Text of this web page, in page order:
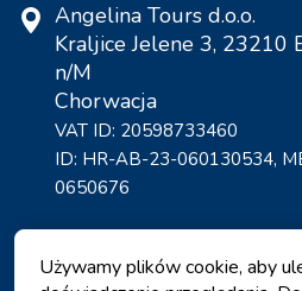
Angelina Tours d.o.o.
Kraljice Jelene 3, 23210
n/M
Chorwacja
VAT ID: 20598733460
ID: HR-AB-23-060130534,
0650676
Używamy plików cookie, aby